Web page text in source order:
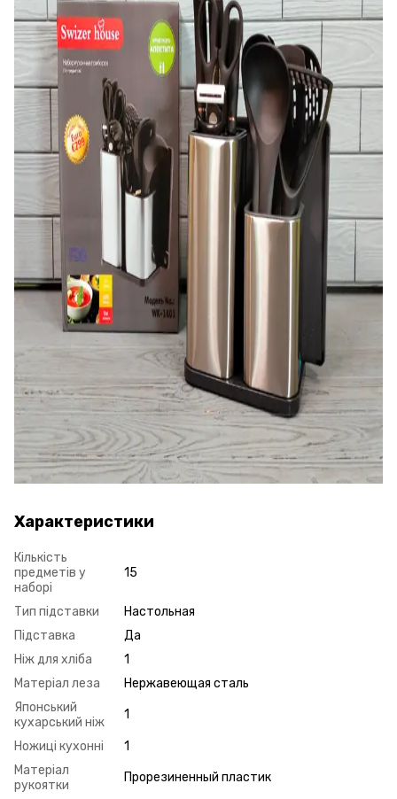
Характеристики
Кількість
предметів у
наборі
15
Тип підставки
Настольная
Підставка
Да
Ніж для хліба
1
Матеріал леза
Нержавеющая сталь
Японський
кухарський ніж
1
Ножиці кухонні
1
Матеріал
рукоятки
Прорезиненный пластик